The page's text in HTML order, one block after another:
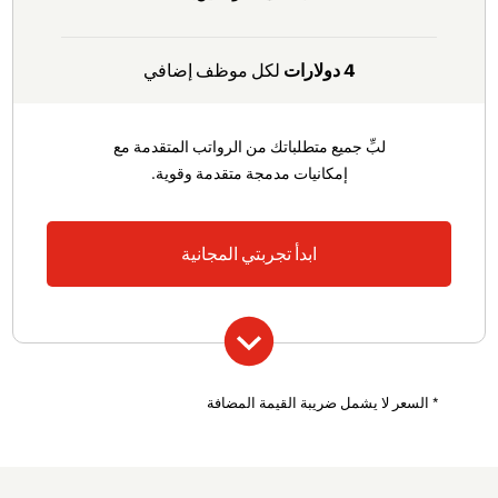
حقول مخصصة
4 دولارات لكل موظف إضافي
لبِّ جميع متطلباتك من الرواتب المتقدمة مع
إمكانيات مدمجة متقدمة وقوية.
ابدأ تجربتي المجانية
تشمل جميع ميزات الخطة الاحترافية بالإضافة إلى
* السعر لا يشمل ضريبة القيمة المضافة